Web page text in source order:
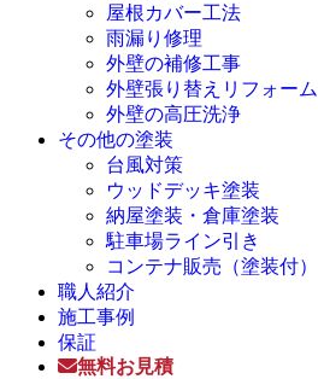
屋根カバー工法
雨漏り修理
外壁の補修工事
外壁張り替えリフォーム
外壁の高圧洗浄
その他の塗装
台風対策
ウッドデッキ塗装
納屋塗装・倉庫塗装
駐車場ライン引き
コンテナ販売（塗装付）
職人紹介
施工事例
保証
無料お見積